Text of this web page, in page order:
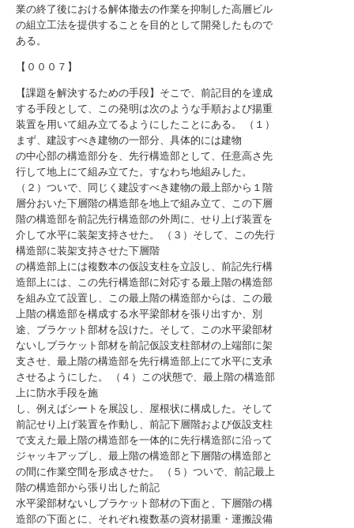
業の終了後における解体撤去の作業を抑制した高層ビル
の組立工法を提供することを目的として開発したもので
ある。
【０００７】
【課題を解決するための手段】そこで、前記目的を達成
する手段として、この発明は次のような手順および揚重
装置を用いて組み立てるようにしたことにある。 （１）
まず、建設すべき建物の一部分、具体的には建物
の中心部の構造部分を、先行構造部として、任意高さ先
行して地上にて組み立てた。すなわち地組みした。
（２）ついで、同じく建設すべき建物の最上部から１階
層分おいた下層階の構造部を地上で組み立て、この下層
階の構造部を前記先行構造部の外周に、せり上げ装置を
介して水平に装架支持させた。 （３）そして、この先行
構造部に装架支持させた下層階
の構造部上には複数本の仮設支柱を立設し、前記先行構
造部上には、この先行構造部に対応する最上階の構造部
を組み立て設置し、この最上階の構造部からは、この最
上階の構造部を構成する水平梁部材を張り出すか、別
途、ブラケット部材を設けた。そして、この水平梁部材
ないしブラケット部材を前記仮設支柱部材の上端部に架
支させ、最上階の構造部を先行構造部上にて水平に支承
させるようにした。 （４）この状態で、最上階の構造部
上に防水手段を施
し、例えばシートを展設し、屋根状に構成した。そして
前記せり上げ装置を作動し、前記下層階および仮設支柱
で支えた最上階の構造部を一体的に先行構造部に沿って
ジャッキアップし、最上階の構造部と下層階の構造部と
の間に作業空間を形成させた。 （５）ついで、前記最上
階の構造部から張り出した前記
水平梁部材ないしブラケット部材の下面と、下層階の構
造部の下面とに、それぞれ複数基の資材揚重・運搬設備